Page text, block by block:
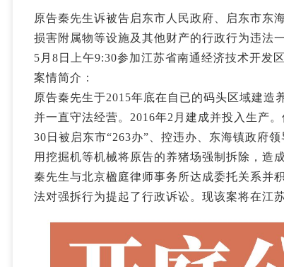
原告秦先生诉被告启东市人民政府、启东市东
损害附属物等设施及其他财产的行政行为违法
5月8日上午9:30参加江苏省南通经济技术开发
案情简介：
原告秦先生于2015年底在自已的码头区域建
并一直守法经营。2016年2月建成并投入生产
30日被启东市“263办”、控违办、东海镇政府
用挖掘机等机械将原告的养猪场强制拆除，造
秦先生与北京楹庭律师事务所达成委托关系并
法对强拆行为提起了行政诉讼。现该案将在江